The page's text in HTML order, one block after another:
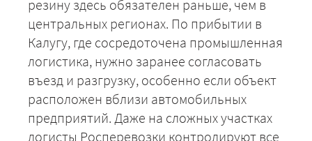
резину здесь обязателен раньше, чем в
центральных регионах. По прибытии в
Калугу, где сосредоточена промышленная
логистика, нужно заранее согласовать
въезд и разгрузку, особенно если объект
расположен вблизи автомобильных
предприятий. Даже на сложных участках
логисты Росперевозки контролируют все
ЗАКАЗАТЬ